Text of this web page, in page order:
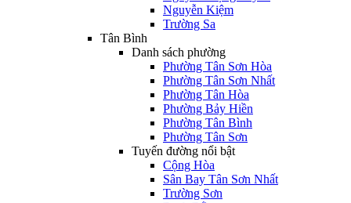
Nguyễn Kiệm
Trường Sa
Tân Bình
Danh sách phường
Phường Tân Sơn Hòa
Phường Tân Sơn Nhất
Phường Tân Hòa
Phường Bảy Hiền
Phường Tân Bình
Phường Tân Sơn
Tuyến đường nổi bật
Cộng Hòa
Sân Bay Tân Sơn Nhất
Trường Sơn